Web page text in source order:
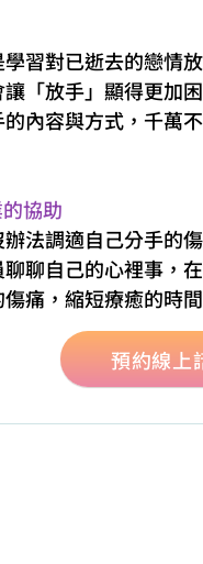
習對已逝去的戀情
「放手」顯得更加
內容與方式，千萬
協助
法調適自己分手的
聊自己的心裡事，
痛，縮短療癒的時間
預約線上